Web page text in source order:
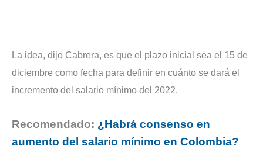
La idea, dijo Cabrera, es que el plazo inicial sea el 15 de
diciembre como fecha para definir en cuánto se dará el
incremento del salario mínimo del 2022.
Recomendado: ¿Habrá consenso en
aumento del salario mínimo en Colombia?